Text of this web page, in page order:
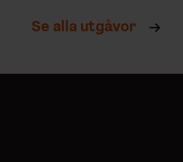
Se alla utgåvor